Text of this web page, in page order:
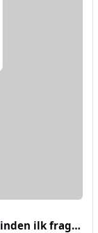
Nine Lives - Cats In İstanbul belgeselinden ilk fragman